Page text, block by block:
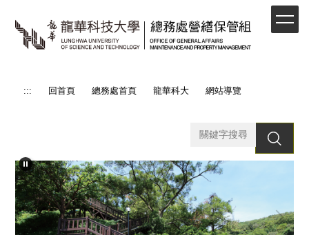
到
::: 回首頁 總務處首頁 龍華科大 網站導覽
搜 尋